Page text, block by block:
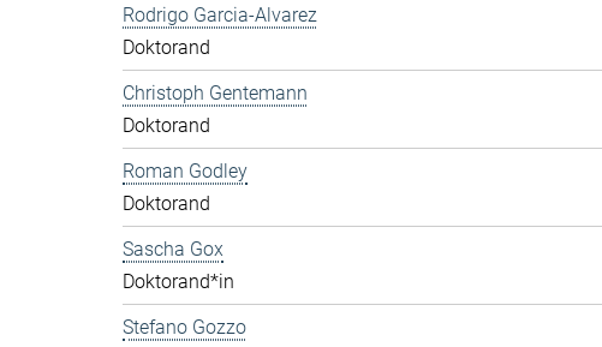
Rodrigo Garcia-Alvarez
Doktorand
Christoph Gentemann
Doktorand
Roman Godley
Doktorand
Sascha Gox
Doktorand*in
Stefano Gozzo